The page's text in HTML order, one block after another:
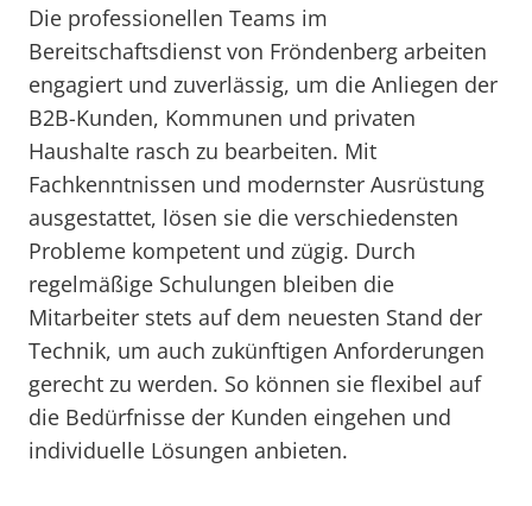
Die professionellen Teams im
Bereitschaftsdienst von Fröndenberg arbeiten
engagiert und zuverlässig, um die Anliegen der
B2B-Kunden, Kommunen und privaten
Haushalte rasch zu bearbeiten. Mit
Fachkenntnissen und modernster Ausrüstung
ausgestattet, lösen sie die verschiedensten
Probleme kompetent und zügig. Durch
regelmäßige Schulungen bleiben die
Mitarbeiter stets auf dem neuesten Stand der
Technik, um auch zukünftigen Anforderungen
gerecht zu werden. So können sie flexibel auf
die Bedürfnisse der Kunden eingehen und
individuelle Lösungen anbieten.